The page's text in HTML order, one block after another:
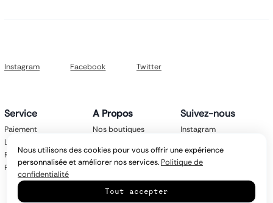
Instagram Facebook Twitter
Service
Paiement
Livraison
Retours
FAQ
A Propos
Nos boutiques
Mentions légales
CGV
Politique de
confidentialité
Suivez-nous
Instagram
Twitter
Nous utilisons des cookies pour vous offrir une expérience
personnalisée et améliorer nos services. Politique de
confidentialité
Tout accepter